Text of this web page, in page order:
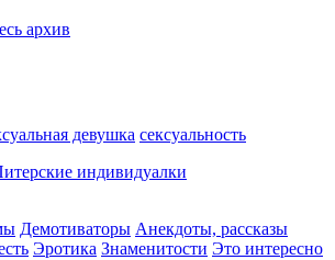
архив
девушка сексуальность
индивидуалки
Демотиваторы Анекдоты, рассказы
Эротика Знаменитости Это интересно